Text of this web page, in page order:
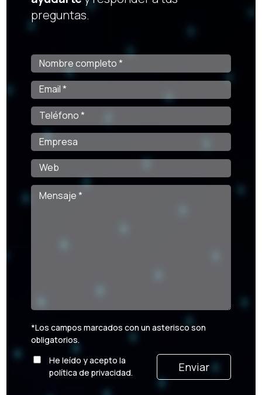
preguntas.
*Los campos marcados con un asterisco son
obligatorios.
Por favor, deja este campo vacío.
He leído y acepto la
política de privacidad.